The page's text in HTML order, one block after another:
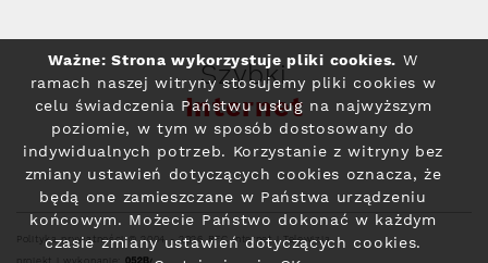
Szybki
Internet
Polityka prywatności© 2004 - 2026 RFC Internet i Telewizja
Ważne: Strona wykorzystuje pliki cookies. W
ramach naszej witryny stosujemy pliki cookies w
celu świadczenia Państwu usług na najwyższym
poziomie, w tym w sposób dostosowany do
indywidualnych potrzeb. Korzystanie z witryny bez
zmiany ustawień dotyczących cookies oznacza, że
będą one zamieszczane w Państwa urządzeniu
końcowym. Możecie Państwo dokonać w każdym
czasie zmiany ustawień dotyczących cookies.